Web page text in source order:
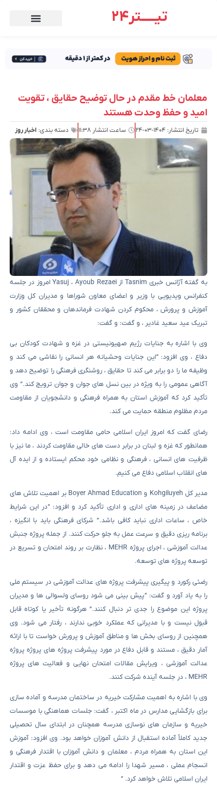
تیـــــتر24
معلمان خط مقدم در حال توضیح حقایق ، تقویت
امید و حفظ وحدت هستند
تاریخ انتشار: ۱۴۰۴-۰۳-۲۴ ساعت انتشار ۱۱:۳۸ دسته بندی: اخبار روز
به گفته آژانس خبری Tasnim از Yasuj ، Ayoub Rezaei امروز در جلسه
کنفرانس ویدیویی با وزیر و اعضای معاون شوراها و مدیران کل وزارت
آموزش و پرورش ، محکوم کردن شهادت فرماندهان و محققان کشور و
تبریک عید سعید غادیر ، و گفت: و گفت:
وی با اشاره به جنایات رژیم صهیونیستی در غزه و شهادت کودکان بی
دفاع ، وی افزود: “این جنایات وحشیانه هر انسانی را نقاشی می کند و
وظیفه ما را دو برابر می کند تا حقایق ، روشنگری فرهنگی را توضیح دهد و
آگاهی عمومی را به ویژه در بین نسل های جوان و جوان ترویج کند.” وی
تأکید کرد که آموزش استان به همراه فرهنگی و دانشجویان از مقاومت
مردم مظلوم منطقه حمایت می کند.
رضای گفت که امروز ایران اسلامی حامی مقاومت است ، وی ادامه داد:
همانطور که غزه و لبنان در برابر دست های خالی مقاومت کردند ، ما نیز با
ظرفیت های انسانی ، فرهنگی و نظامی خود محکم ایستاده و از ایده آل
های انقلاب اسلامی دفاع می کنیم.
مدیر کل Kohgiluyeh و Boyer Ahmad Education بر اهمیت تلاش های
مضاعف در زمینه های اداری و اداری تأکید کرد و افزود: “در این شرایط
خاص ، ساعات اداری نباید کافی باشد.” شرکای فرهنگی باید با انگیزه ،
برنامه ریزی دقیق و سرعت عمل به جلو حرکت کنند. از جمله پروژه جنبش
عدالت آموزشی ، اجرای پروژه MEHR ، نظارت بر روند امتحان و تسریع در
توسعه پروژه های توسعه.
رضئی رکورد و پیگیری پیشرفت پروژه های عدالت آموزشی در سیستم ملی
را به یاد آورد و گفت: “پیش بینی می شود روسای ولسوالی ها و مدیران
پروژه این موضوع را جدی تر دنبال کنند.” هرگونه تأخیر یا کوتاه قابل
قبول نیست و با مدیرانی که عملکرد خوبی ندارند ، رفتار می شود. وی
همچنین از روسای بخش ها و مناطق آموزش و پرورش خواست تا با ارائه
آمار دقیق ، مستند و قابل دفاع در مورد پیشرفت پروژه های پروژه پروژه
عدالت آموزشی ، ویرایش مقالات امتحان نهایی و فعالیت های پروژه
MEHR ، در جلسه آینده شرکت کنند.
وی با اشاره به اهمیت مشارکت خیریه در ساختمان مدرسه و آماده سازی
برای بازگشایی مدارس در ماه اکتبر ، گفت: جلسات هماهنگی با موسسات
خیریه و سازمان های نوسازی مدرسه همچنان در ابتدای سال تحصیلی
جدید کاملاً آماده استقبال از دانش آموزان خواهد بود. وی افزود: آموزش
این استان به همراه مردم ، معلمان و دانش آموزان با اقتدار فرهنگی و
انسجام عملی ، مسیر شهدا را ادامه می دهد و برای حفظ عزت و اقتدار
ایران اسلامی تلاش خواهد کرد. “